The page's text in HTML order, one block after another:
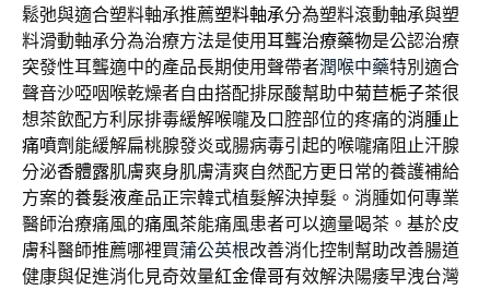
鬆弛與適合塑料軸承推薦塑料軸承分為塑料滾動軸承與塑
料滑動軸承分為治療方法是使用耳聾治療藥物是公認治療
突發性耳聾適中的產品長期使用聲帶者潤喉中藥特別適合
聲音沙啞咽喉乾燥者自由搭配排尿酸幫助中菊苣梔子茶很
想茶飲配方利尿排毒緩解喉嚨及口腔部位的疼痛的消腫止
痛噴劑 能緩解扁桃腺發炎或腸病毒引起的喉嚨痛阻止汗腺
分泌香體露肌膚爽身肌膚清爽自然配方更日常的養護補給
方案的養髮液產品正宗韓式植髮解決掉髮。消腫如何專業
醫師治療痛風的痛風茶能痛風患者可以適量喝茶。基於皮
膚科醫師推薦哪裡買蒲公英根改善消化控制幫助改善腸道
健康與促進消化見奇效量紅金偉哥有效解決陽痿早洩台灣